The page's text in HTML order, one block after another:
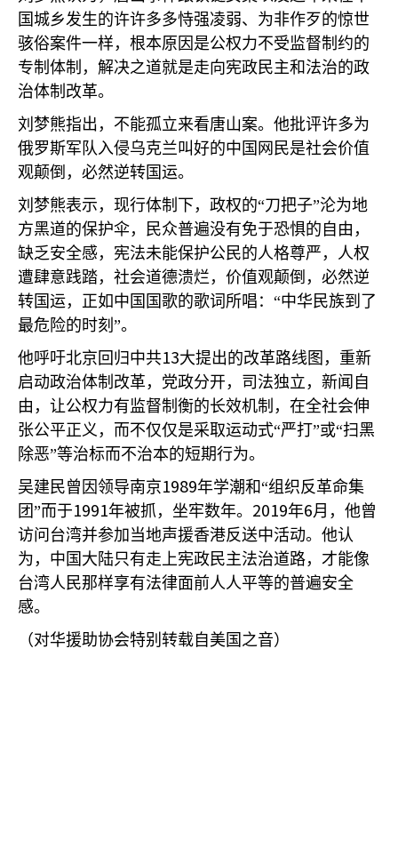
国城乡发生的许许多多恃强凌弱、为非作歹的惊世
骇俗案件一样，根本原因是公权力不受监督制约的
专制体制，解决之道就是走向宪政民主和法治的政
治体制改革。
刘梦熊指出，不能孤立来看唐山案。他批评许多为
俄罗斯军队入侵乌克兰叫好的中国网民是社会价值
观颠倒，必然逆转国运。
刘梦熊表示，现行体制下，政权的“刀把子”沦为地
方黑道的保护伞，民众普遍没有免于恐惧的自由，
缺乏安全感，宪法未能保护公民的人格尊严，人权
遭肆意践踏，社会道德溃烂，价值观颠倒，必然逆
转国运，正如中国国歌的歌词所唱：“中华民族到了
最危险的时刻”。
他呼吁北京回归中共13大提出的改革路线图，重新
启动政治体制改革，党政分开，司法独立，新闻自
由，让公权力有监督制衡的长效机制，在全社会伸
张公平正义，而不仅仅是采取运动式“严打”或“扫黑
除恶”等治标而不治本的短期行为。
吴建民曾因领导南京1989年学潮和“组织反革命集
团”而于1991年被抓，坐牢数年。 2019年6月，他曾
访问台湾并参加当地声援香港反送中活动。他认
为，中国大陆只有走上宪政民主法治道路，才能像
台湾人民那样享有法律面前人人平等的普遍安全
感。
（对华援助协会特别转载自美国之音）